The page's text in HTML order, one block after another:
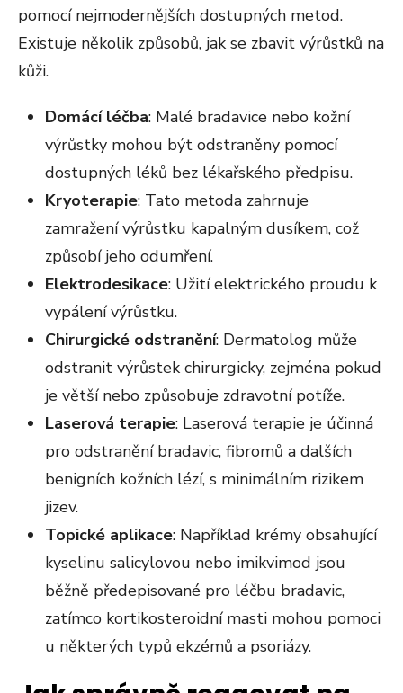
pomocí nejmodernějších dostupných metod​.
Existuje několik způsobů, jak se zbavit výrůstků na
kůži.
Domácí léčba: Malé bradavice nebo kožní
výrůstky mohou být odstraněny pomocí
dostupných léků bez lékařského předpisu.
Kryoterapie: Tato metoda zahrnuje
zamražení výrůstku kapalným dusíkem, což
způsobí jeho odumření.
Elektrodesikace: Užití elektrického proudu k
vypálení výrůstku.
Chirurgické odstranění: Dermatolog může
odstranit výrůstek chirurgicky, zejména pokud
je větší nebo způsobuje zdravotní potíže.
Laserová terapie: Laserová terapie je účinná
pro odstranění bradavic, fibromů a dalších
benigních kožních lézí, s minimálním rizikem
jizev.
Topické aplikace: Například krémy obsahující
kyselinu salicylovou nebo imikvimod jsou
běžně předepisované pro léčbu bradavic,
zatímco kortikosteroidní masti mohou pomoci
u některých typů ekzémů a psoriázy.